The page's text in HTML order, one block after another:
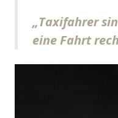
„Taxifahrer
eine Fahrt